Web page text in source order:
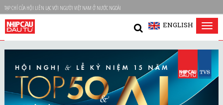
TẠP CHÍ CỦA HỘI LIÊN LẠC VỚI NGƯỜI VIỆT NAM Ở NƯỚC NGOÀI
ENGLISH